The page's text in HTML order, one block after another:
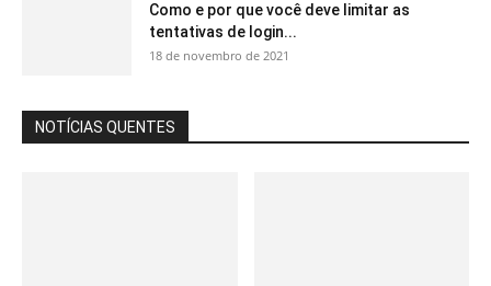
Como e por que você deve limitar as
tentativas de login...
18 de novembro de 2021
NOTÍCIAS QUENTES